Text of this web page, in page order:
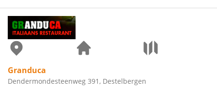
Granduca
Dendermondesteenweg 391, Destelbergen